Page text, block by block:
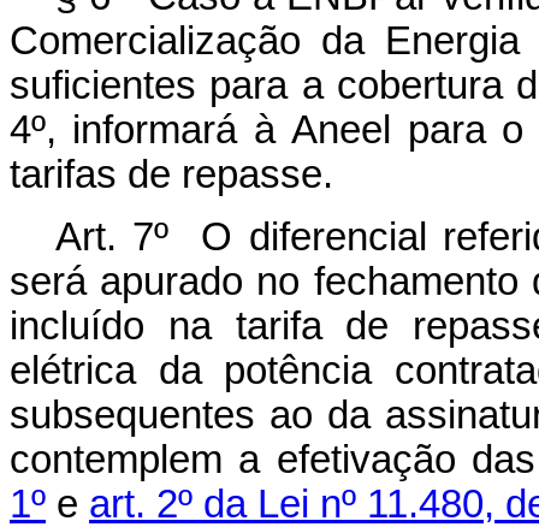
Comercialização da
suficientes para a cobertura
4º, informará àAneel para o
tarifas de repasse.
Art. 7º O diferencial
será apurado no
incluído na tarifa de
elétrica da potência
subsequentes ao da
contemplem a efetivação
1º e art. 2º da Lei nº 11.480,